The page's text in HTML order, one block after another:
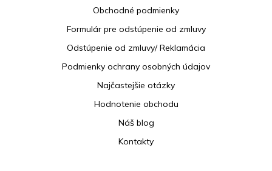
Obchodné podmienky
Formulár pre odstúpenie od zmluvy
Odstúpenie od zmluvy/ Reklamácia
Podmienky ochrany osobných údajov
Najčastejšie otázky
Hodnotenie obchodu
Náš blog
Kontakty